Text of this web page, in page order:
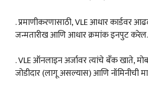
. प्रमाणीकरणासाठी, VLE आधार कार्डवर
जन्मतारीख आणि आधार क्रमांक इनपुट करेल.
. VLE ऑनलाइन अर्जावर त्यांचे बँक खाते,
जोडीदार (लागू असल्यास) आणि नॉमिनीची